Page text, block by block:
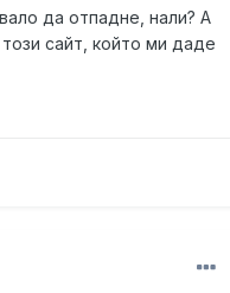
да отпадне, нали? А
сайт, който ми даде